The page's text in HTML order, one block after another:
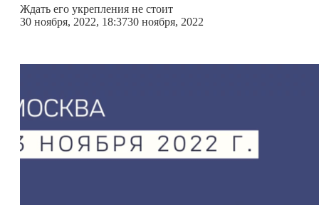
Ждать его укрепления не стоит
30 ноября, 2022, 18:3730 ноября, 2022